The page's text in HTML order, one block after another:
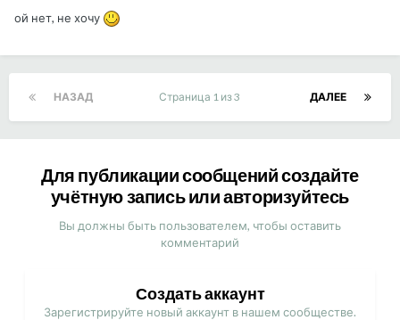
ой нет, не хочу
НАЗАД ДАЛЕЕ
Страница 1 из 3
Для публикации сообщений создайте
учётную запись или авторизуйтесь
Вы должны быть пользователем, чтобы оставить
комментарий
Создать аккаунт
Зарегистрируйте новый аккаунт в нашем сообществе.